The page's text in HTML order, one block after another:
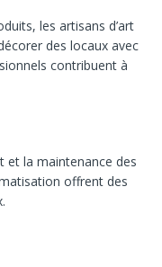
les artisans d’art
des locaux avec
contribuent à
et la maintenance des
offrent des